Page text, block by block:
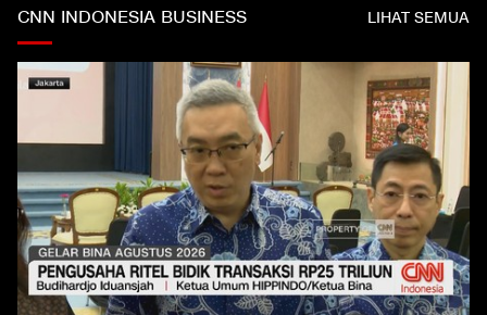
CNN INDONESIA BUSINESS LIHAT SEMUA